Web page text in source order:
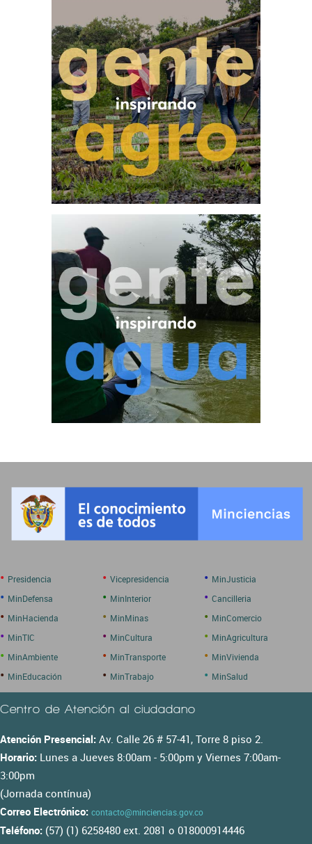
• Presidencia • Vicepresidencia • MinJusticia
• MinDefensa • MinInterior • Cancilleria
• MinHacienda • MinMinas • MinComercio
• MinTIC • MinCultura • MinAgricultura
• MinAmbiente • MinTransporte • MinVivienda
• MinEducación • MinTrabajo • MinSalud
Centro de Atención al ciudadano
Atención Presencial: Av. Calle 26 # 57-41, Torre 8 piso 2.
Horario: Lunes a Jueves 8:00am - 5:00pm y Viernes 7:00am-
3:00pm
(Jornada contínua)
Correo Electrónico: contacto@minciencias.gov.co
Teléfono: (57) (1) 6258480 ext. 2081 o 018000914446